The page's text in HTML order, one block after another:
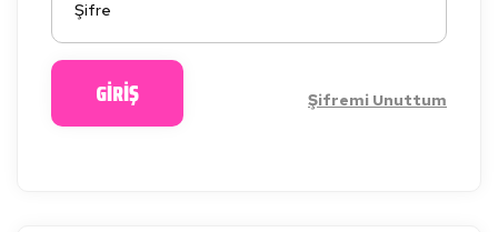
GİRİŞ Şifremi Unuttum